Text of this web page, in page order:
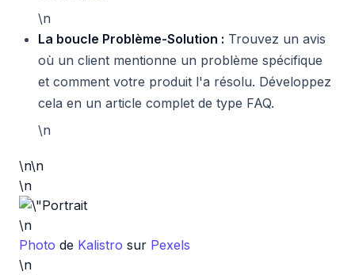
\n
La boucle Problème-Solution : Trouvez un avis
où un client mentionne un problème spécifique
et comment votre produit l'a résolu. Développez
cela en un article complet de type FAQ.
\n
\n\n
\n
\n
Photo de Kalistro sur Pexels
\n